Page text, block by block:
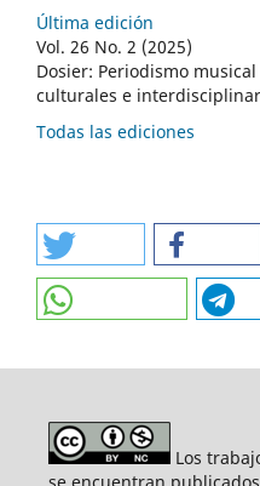
Última edición
Vol. 26 No. 2 (2025)
Dosier: Periodismo
culturales e
Todas las ediciones
Los